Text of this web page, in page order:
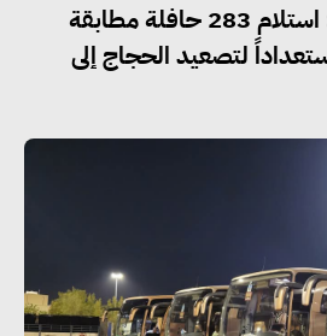
التضامن الاجتماعي: استلام 283 حافلة مطابقة
لتصعيد الحجاج إلى